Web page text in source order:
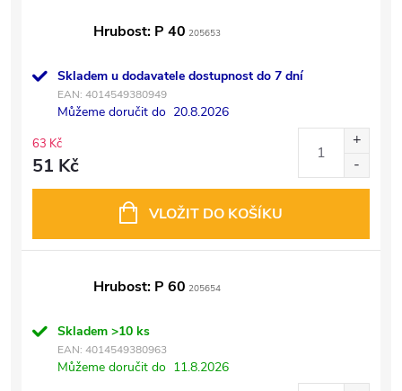
Hrubost: P 40 205653
Skladem u dodavatele dostupnost do 7 dní
EAN: 4014549380949
Můžeme doručit do 20.8.2026
63 Kč
51 Kč
VLOŽIT DO KOŠÍKU
Hrubost: P 60 205654
Skladem >10 ks
EAN: 4014549380963
Můžeme doručit do 11.8.2026